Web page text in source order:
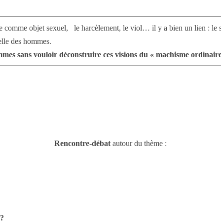
comme objet sexuel, le harcèlement, le viol… il y a bien un lien : le
des hommes.
sans vouloir déconstruire ces visions du « machisme
Rencontre-débat autour du thème :